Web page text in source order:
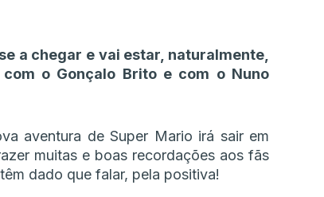
a chegar e vai estar, naturalmente,
o Gonçalo Brito e com o Nuno
aventura de Super Mario irá sair em
muitas e boas recordações aos fãs
dado que falar, pela positiva!